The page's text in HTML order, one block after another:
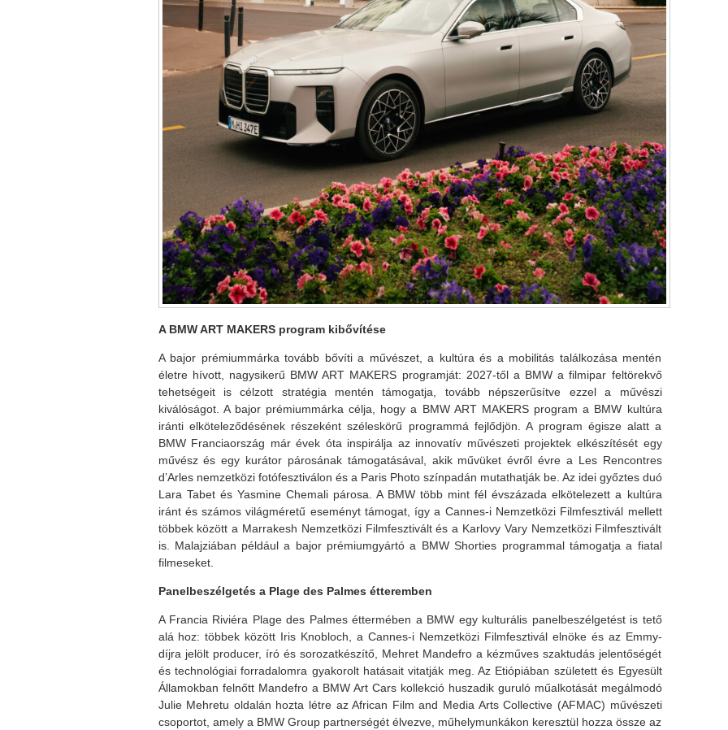
A BMW ART MAKERS program kibővítése
A bajor prémiummárka tovább bővíti a művészet, a kultúra és a mobilitás találkozása mentén
életre hívott, nagysikerű BMW ART MAKERS programját: 2027-től a BMW a filmipar feltörekvő
tehetségeit is célzott stratégia mentén támogatja, tovább népszerűsítve ezzel a művészi
kiválóságot. A bajor prémiummárka célja, hogy a BMW ART MAKERS program a BMW kultúra
iránti elköteleződésének részeként széleskörű programmá fejlődjön. A program égisze alatt a
BMW Franciaország már évek óta inspirálja az innovatív művészeti projektek elkészítését egy
művész és egy kurátor párosának támogatásával, akik művüket évről évre a Les Rencontres
d’Arles nemzetközi fotófesztiválon és a Paris Photo színpadán mutathatják be. Az idei győztes duó
Lara Tabet és Yasmine Chemali párosa. A BMW több mint fél évszázada elkötelezett a kultúra
iránt és számos világméretű eseményt támogat, így a Cannes-i Nemzetközi Filmfesztivál mellett
többek között a Marrakesh Nemzetközi Filmfesztivált és a Karlovy Vary Nemzetközi Filmfesztivált
is. Malajziában például a bajor prémiumgyártó a BMW Shorties programmal támogatja a fiatal
filmeseket.
Panelbeszélgetés a Plage des Palmes étteremben
A Francia Riviéra Plage des Palmes éttermében a BMW egy kulturális panelbeszélgetést is tető
alá hoz: többek között Iris Knobloch, a Cannes-i Nemzetközi Filmfesztivál elnöke és az Emmy-
díjra jelölt producer, író és sorozatkészítő, Mehret Mandefro a kézműves szaktudás jelentőségét
és technológiai forradalomra gyakorolt hatásait vitatják meg. Az Etiópiában született és Egyesült
Államokban felnőtt Mandefro a BMW Art Cars kollekció huszadik guruló műalkotását megálmodó
Julie Mehretu oldalán hozta létre az African Film and Media Arts Collective (AFMAC) művészeti
csoportot, amely a BMW Group partnerségét élvezve, műhelymunkákon keresztül hozza össze az